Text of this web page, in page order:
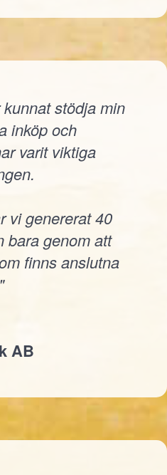
stödja min
inköp och
varit viktiga
vi genererat 40
bara genom att
finns anslutna
AB